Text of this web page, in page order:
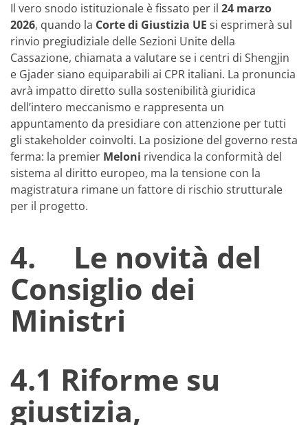
Il vero snodo istituzionale è fissato per il 24 marzo
2026, quando la Corte di Giustizia UE si esprimerà sul
rinvio pregiudiziale delle Sezioni Unite della
Cassazione, chiamata a valutare se i centri di Shengjin
e Gjader siano equiparabili ai CPR italiani. La pronuncia
avrà impatto diretto sulla sostenibilità giuridica
dell’intero meccanismo e rappresenta un
appuntamento da presidiare con attenzione per tutti
gli stakeholder coinvolti. La posizione del governo resta
ferma: la premier Meloni rivendica la conformità del
sistema al diritto europeo, ma la tensione con la
magistratura rimane un fattore di rischio strutturale
per il progetto.
4. Le novità del
Consiglio dei
Ministri
4.1 Riforme su
giustizia,